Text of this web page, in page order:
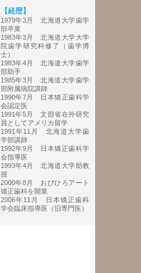
【経歴】
1979年3月 北海道大学歯学
部卒業
1983年3月 北海道大学大学
院歯学研究科修了（歯学博
士）
1983年4月 北海道大学歯学
部助手
1985年3月 北海道大学歯学
部附属病院講師
1990年7月 日本矯正歯科学
会認定医
1991年5月 文部省在外研究
員としてアメリカ留学
1991年11月 北海道大学歯
学部講師
1992年9月 日本矯正歯科学
会指導医
1993年4月 北海道大学助教
授
2000年8月 おびひろアート
矯正歯科を開業
2006年11月 日本矯正歯科
学会臨床指導医（旧専門医）